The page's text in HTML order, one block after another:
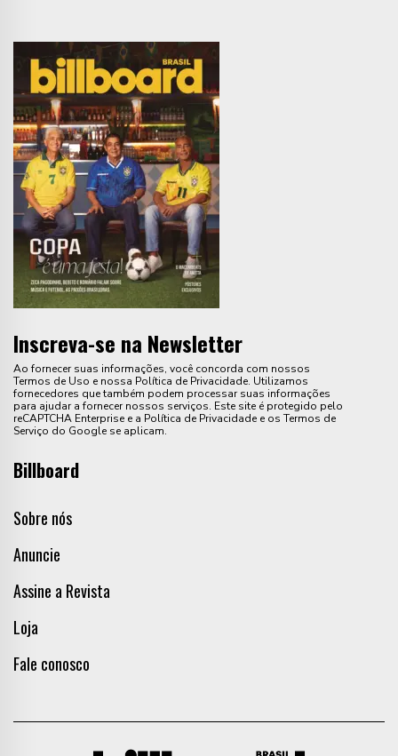
Inscreva-se na Newsletter
Ao fornecer suas informações, você concorda com nossos
Termos de Uso e nossa Política de Privacidade. Utilizamos
fornecedores que também podem processar suas informações
para ajudar a fornecer nossos serviços. Este site é protegido pelo
reCAPTCHA Enterprise e a Política de Privacidade e os Termos de
Serviço do Google se aplicam.
Billboard
Sobre nós
Anuncie
Assine a Revista
Loja
Fale conosco